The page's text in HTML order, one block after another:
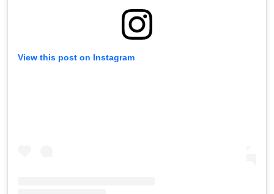
View this post on Instagram